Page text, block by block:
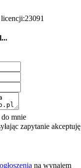
mnie
zapytanie akceptuję
na wynajem